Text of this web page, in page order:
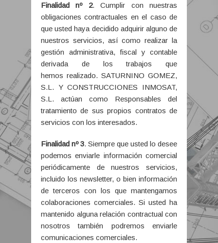
Finalidad nº 2. Cumplir con nuestras
obligaciones contractuales en el caso de
que usted haya decidido adquirir alguno de
nuestros servicios, así como realizar la
gestión administrativa, fiscal y contable
derivada de los trabajos que
hemos realizado. SATURNINO GOMEZ,
S.L. Y CONSTRUCCIONES INMOSAT,
S.L. actúan como Responsables del
tratamiento de sus propios contratos de
servicios con los interesados.
Finalidad nº 3. Siempre que usted lo desee
podemos enviarle información comercial
periódicamente de nuestros servicios,
incluido los newsletter, o bien información
de terceros con los que mantengamos
colaboraciones comerciales. Si usted ha
mantenido alguna relación contractual con
nosotros también podremos enviarle
comunicaciones comerciales.